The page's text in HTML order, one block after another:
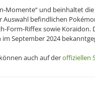
Momente“ und beinhaltet
befindlichen
Form-Riffex sowie
September 2024
auch auf deroffiziellen